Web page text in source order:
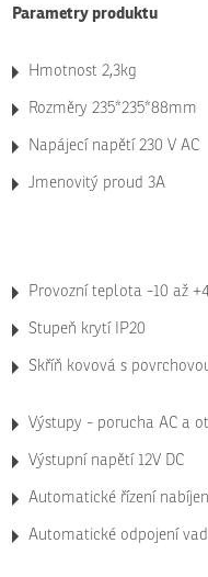
Parametry produktu
Hmotnost 2,3kg
Rozměry 235*235*88mm
Napájecí napětí 230 V AC
Jmenovitý proud 3A
Provozní teplota -10 až
Stupeň krytí IP20
Skříň kovová s
Výstupy - porucha AC a
Výstupní napětí 12V DC
Automatické řízení
Automatické odpojení